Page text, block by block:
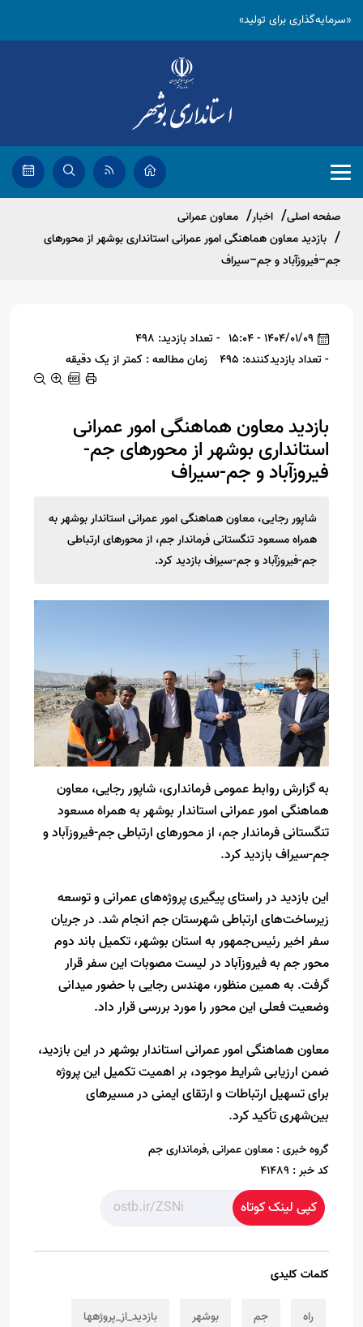
«سرمایه‌گذاری برای تولید»
صفحه اصلی اخبار
معاون عمرانی
بازدید معاون هماهنگی امور عمرانی استانداری بوشهر از محورهای
جم–فیروزآباد و جم–سیراف
1404/01/09 - 15:04
- تعداد بازدید: 498
- تعداد بازدیدکننده: 495
زمان مطالعه : کمتر از یک دقیقه
بازدید معاون هماهنگی امور عمرانی
استانداری بوشهر از محورهای جم-
فیروزآباد و جم-سیراف
شاپور رجایی، معاون هماهنگی امور عمرانی استاندار بوشهر به
همراه مسعود تنگستانی فرماندار جم، از محورهای ارتباطی
جم-فیروزآباد و جم-سیراف بازدید کرد.
به گزارش روابط عمومی فرمانداری، شاپور رجایی، معاون
هماهنگی امور عمرانی استاندار بوشهر به همراه مسعود
تنگستانی فرماندار جم، از محورهای ارتباطی جم-فیروزآباد و
جم-سیراف بازدید کرد.
این بازدید در راستای پیگیری پروژه‌های عمرانی و توسعه
زیرساخت‌های ارتباطی شهرستان جم انجام شد. در جریان
سفر اخیر رئیس‌جمهور به استان بوشهر، تکمیل باند دوم
محور جم به فیروزآباد در لیست مصوبات این سفر قرار
گرفت. به همین منظور، مهندس رجایی با حضور میدانی
وضعیت فعلی این محور را مورد بررسی قرار داد.
معاون هماهنگی امور عمرانی استاندار بوشهر در این بازدید،
ضمن ارزیابی شرایط موجود، بر اهمیت تکمیل این پروژه
برای تسهیل ارتباطات و ارتقای ایمنی در مسیرهای
بین‌شهری تأکید کرد.
گروه خبری : معاون عمرانی ,فرمانداری جم
کد خبر : 41489
کپی لینک کوتاه
کلمات کلیدی
راه جم بوشهر بازدید_از_پروژهها